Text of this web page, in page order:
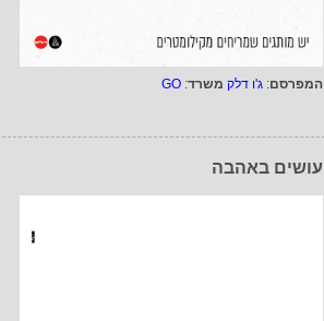
המפרסם: ג'ו דלק משרד:
GO
עושים באהבה